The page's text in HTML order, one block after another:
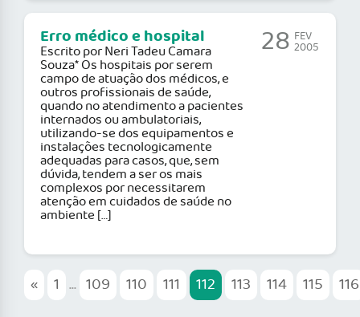
Erro médico e hospital
Escrito por Neri Tadeu Camara
Souza* Os hospitais por serem
campo de atuação dos médicos, e
outros profissionais de saúde,
quando no atendimento a pacientes
internados ou ambulatoriais,
utilizando-se dos equipamentos e
instalações tecnologicamente
adequadas para casos, que, sem
dúvida, tendem a ser os mais
complexos por necessitarem
atenção em cuidados de saúde no
ambiente […]
28 FEV
2005
« 1 ... 109 110 111 112 113 114 115 116